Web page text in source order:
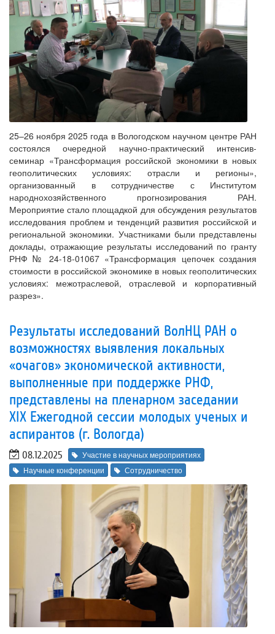
25–26 ноября 2025 года в Вологодском научном центре РАН
состоялся очередной научно-практический интенсив-
семинар «Трансформация российской экономики в новых
геополитических условиях: отрасли и регионы»,
организованный в сотрудничестве с Институтом
народнохозяйственного прогнозирования РАН.
Мероприятие стало площадкой для обсуждения результатов
исследования проблем и тенденций развития российской и
региональной экономики. Участниками были представлены
доклады, отражающие результаты исследований по гранту
РНФ № 24-18-01067 «Трансформация цепочек создания
стоимости в российской экономике в новых геополитических
условиях: межотраслевой, отраслевой и корпоративный
разрез».
Результаты исследований ВолНЦ РАН о
возможностях выявления локальных
«очагов» экономической активности,
выполненные при поддержке РНФ,
представлены на пленарном заседании
XIX Ежегодной сессии молодых ученых и
аспирантов (г. Вологда)
08.12.2025
Участие в научных мероприятиях
Научные конференции
Сотрудничество